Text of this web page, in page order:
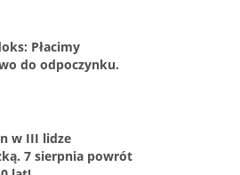
Płacimy
do odpoczynku.
w III lidze
7 sierpnia powrót